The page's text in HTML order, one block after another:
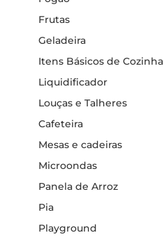
Frutas
Geladeira
Itens Básicos de Cozinha
Liquidificador
Louças e Talheres
Cafeteira
Mesas e cadeiras
Microondas
Panela de Arroz
Pia
Playground